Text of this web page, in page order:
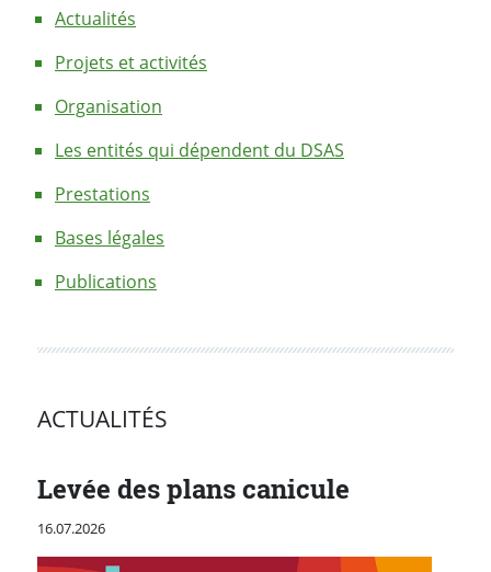
Actualités
Projets et activités
Organisation
Les entités qui dépendent du DSAS
Prestations
Bases légales
Publications
ACTUALITÉS
Levée des plans canicule
Publié le
16.07.2026